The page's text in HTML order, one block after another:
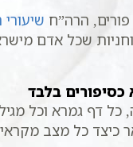
הרה”ח
שכל אדם
בלבד
דף גמרא וכל
כיצד כל מצב